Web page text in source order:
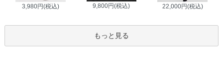
3,980円(税込) 9,800円(税込) 22,000円(税込)
もっと見る